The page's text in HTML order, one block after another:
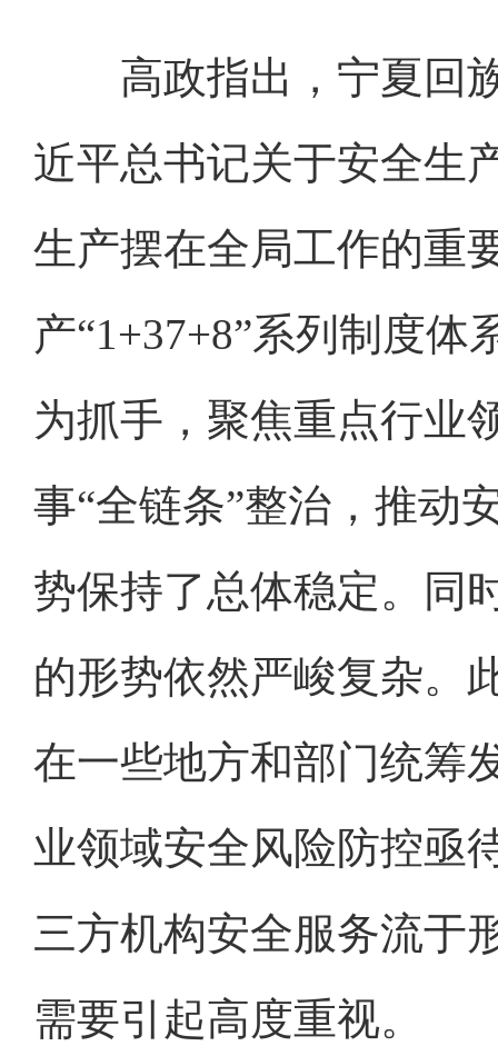
高政指出，宁夏回族
近平总书记关于安全生
生产摆在全局工作的重
产“1+37+8”系列制度
为抓手，聚焦重点行业
事“全链条”整治，推动
势保持了总体稳定。同
的形势依然严峻复杂。
在一些地方和部门统筹
业领域安全风险防控亟
三方机构安全服务流于
需要引起高度重视。